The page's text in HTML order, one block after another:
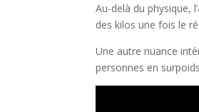
Au-delà du physique,
des kilos une fois le
Une autre nuance
personnes en